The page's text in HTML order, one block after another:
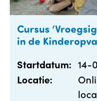
Cursus
in de
Startdatum: 14-
Locatie: